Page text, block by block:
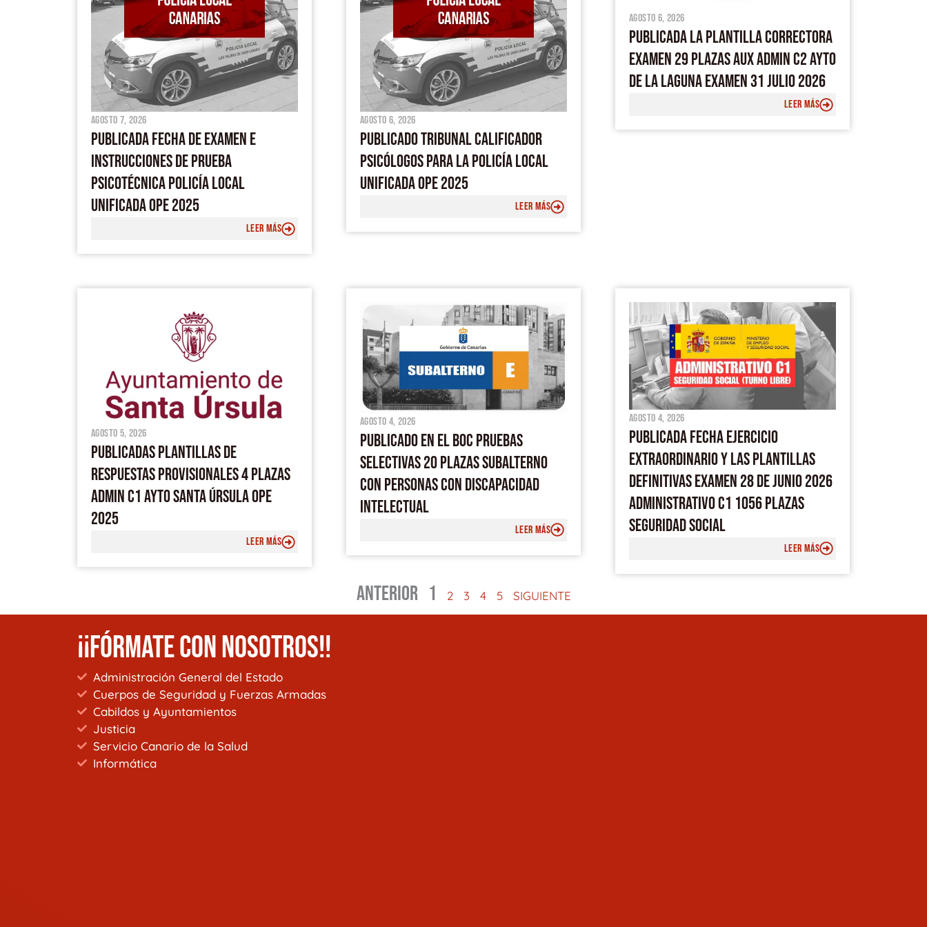
agosto 7, 2026
PUBLICADA FECHA DE EXAMEN E
INSTRUCCIONES DE PRUEBA
PSICOTÉCNICA POLICÍA LOCAL
UNIFICADA OPE 2025
LEER MÁS
agosto 6, 2026
PUBLICADO TRIBUNAL CALIFICADOR
PSICÓLOGOS PARA LA POLICÍA LOCAL
UNIFICADA OPE 2025
LEER MÁS
agosto 6, 2026
PUBLICADA LA PLANTILLA CORRECTORA
EXAMEN 29 PLAZAS AUX ADMIN C2 AYTO
DE LA LAGUNA EXAMEN 31 JULIO 2026
LEER MÁS
agosto 5, 2026
PUBLICADAS PLANTILLAS DE
RESPUESTAS PROVISIONALES 4 PLAZAS
ADMIN C1 AYTO SANTA ÚRSULA OPE
2025
LEER MÁS
agosto 4, 2026
PUBLICADO EN EL BOC PRUEBAS
SELECTIVAS 20 PLAZAS SUBALTERNO
CON PERSONAS CON DISCAPACIDAD
INTELECTUAL
LEER MÁS
agosto 4, 2026
PUBLICADA FECHA EJERCICIO
EXTRAORDINARIO Y LAS PLANTILLAS
DEFINITIVAS EXAMEN 28 DE JUNIO 2026
ADMINISTRATIVO C1 1056 PLAZAS
SEGURIDAD SOCIAL
LEER MÁS
ANTERIOR 1 2 3 4 5 SIGUIENTE
¡¡FÓRMATE CON NOSOTROS!!
Administración General del Estado
Cuerpos de Seguridad y Fuerzas Armadas
Cabildos y Ayuntamientos
Justicia
Servicio Canario de la Salud
Informática